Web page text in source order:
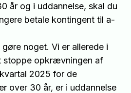
år og i uddannelse, skal du
betale kontingent til a-
noget. Vi er allerede i
stoppe opkrævningen af
2025 for de
over 30 år, er i uddannelse